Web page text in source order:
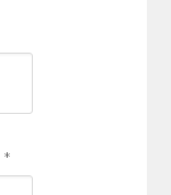
*